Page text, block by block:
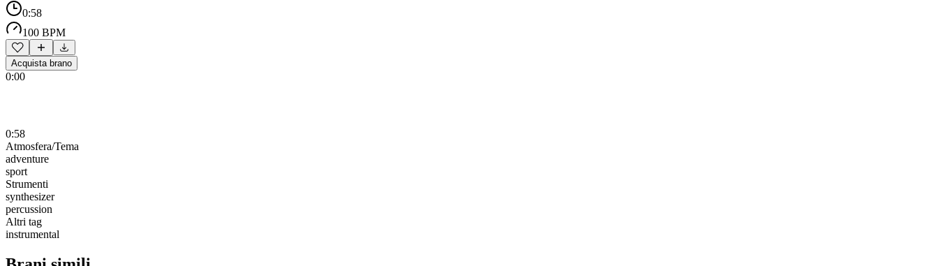
0:58
100 BPM
Acquista brano
0:00
0:58
Atmosfera/Tema
adventure
sport
Strumenti
synthesizer
percussion
Altri tag
instrumental